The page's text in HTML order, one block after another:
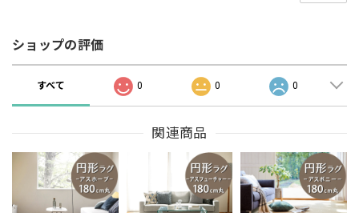
ショップの評価
すべて 0 0 0
関連商品